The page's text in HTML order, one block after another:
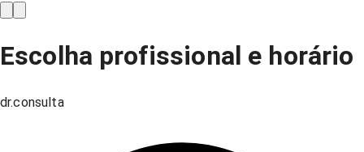
Escolha profissional e horário
dr.consulta